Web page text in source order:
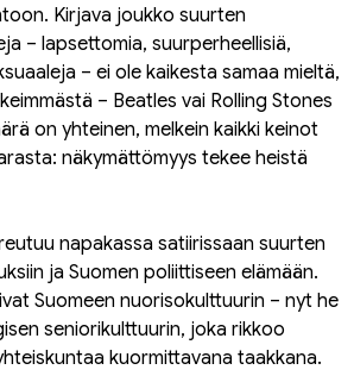
Kirjava joukko suurten
– lapsettomia, suurperheellisiä,
– ei ole kaikesta samaa mieltä,
– Beatles vai Rolling Stones
on yhteinen, melkein kaikki keinot
näkymättömyys tekee heistä
napakassa satiirissaan suurten
ja Suomen poliittiseen elämään.
Suomeen nuorisokulttuurin – nyt he
seniorikulttuurin, joka rikkoo
kuormittavana taakkana.